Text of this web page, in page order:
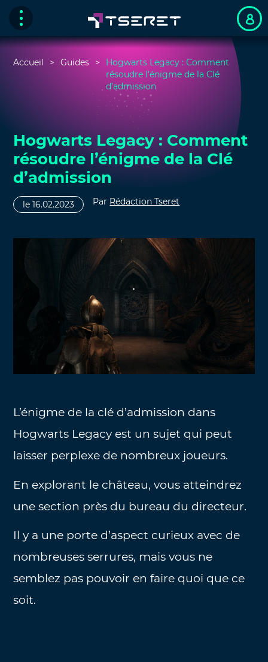
Accueil Guides
Hogwarts Legacy : Comment
résoudre l’énigme de la Clé
d’admission
Hogwarts Legacy : Comment
résoudre l’énigme de la Clé
d’admission
le 16.02.2023 Par Rédaction Tseret
L’énigme de la clé d’admission dans
Hogwarts Legacy est un sujet qui peut
laisser perplexe de nombreux joueurs.
En explorant le château, vous atteindrez
une section près du bureau du directeur.
Il y a une porte d’aspect curieux avec de
nombreuses serrures, mais vous ne
semblez pas pouvoir en faire quoi que ce
soit.